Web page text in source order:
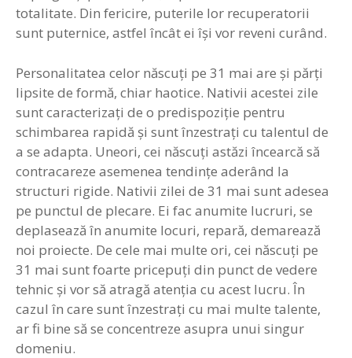
totalitate. Din fericire, puterile lor recuperatorii
sunt puternice, astfel încât ei îşi vor reveni curând.
Personalitatea celor născuţi pe 31 mai are şi părţi
lipsite de formă, chiar haotice. Nativii acestei zile
sunt caracterizaţi de o predispoziţie pentru
schimbarea rapidă şi sunt înzestraţi cu talentul de
a se adapta. Uneori, cei născuţi astăzi încearcă să
contracareze asemenea tendinţe aderând la
structuri rigide. Nativii zilei de 31 mai sunt adesea
pe punctul de plecare. Ei fac anumite lucruri, se
deplasează în anumite locuri, repară, demarează
noi proiecte. De cele mai multe ori, cei născuţi pe
31 mai sunt foarte pricepuţi din punct de vedere
tehnic şi vor să atragă atenţia cu acest lucru. În
cazul în care sunt înzestraţi cu mai multe talente,
ar fi bine să se concentreze asupra unui singur
domeniu.